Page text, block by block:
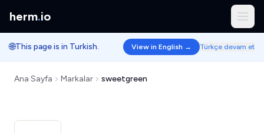
herm.io
🌐This page is in Turkish. View in English → Türkçe devam et
Ana Sayfa Markalar sweetgreen